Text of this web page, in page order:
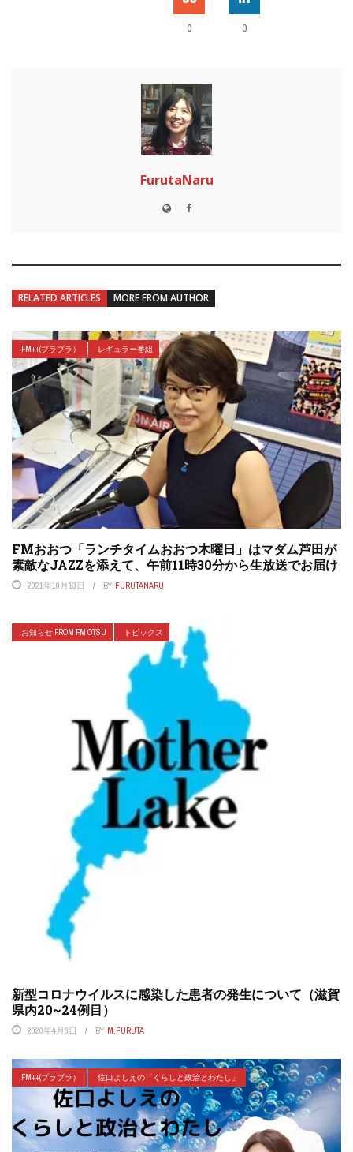
0 0
FurutaNaru
RELATED ARTICLES MORE FROM AUTHOR
FM++(プラプラ） レギュラー番組
FMおおつ「ランチタイムおおつ木曜日」はマダム芦田が
素敵なJAZZを添えて、午前11時30分から生放送でお届け
2021年10月13日 BY FURUTANARU
お知らせ FROM FM OTSU トピックス
新型コロナウイルスに感染した患者の発生について（滋賀
県内20~24例目）
2020年4月8日 BY M.FURUTA
FM++(プラプラ） 佐口よしえの「くらしと政治とわたし」